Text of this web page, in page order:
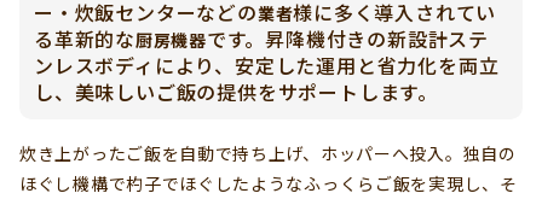
ー・炊飯センターなどの業者様に多く導入されてい
る革新的な厨房機器です。昇降機付きの新設計ステ
ンレスボディにより、安定した運用と省力化を両立
し、美味しいご飯の提供をサポートします。
炊き上がったご飯を自動で持ち上げ、ホッパーへ投入。独自の
ほぐし機構で杓子でほぐしたようなふっくらご飯を実現し、そ